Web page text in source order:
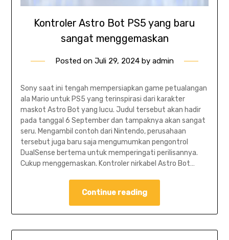
Kontroler Astro Bot PS5 yang baru
sangat menggemaskan
Posted on Juli 29, 2024 by admin
Sony saat ini tengah mempersiapkan game petualangan
ala Mario untuk PS5 yang terinspirasi dari karakter
maskot Astro Bot yang lucu. Judul tersebut akan hadir
pada tanggal 6 September dan tampaknya akan sangat
seru. Mengambil contoh dari Nintendo, perusahaan
tersebut juga baru saja mengumumkan pengontrol
DualSense bertema untuk memperingati perilisannya.
Cukup menggemaskan. Kontroler nirkabel Astro Bot…
Continue reading